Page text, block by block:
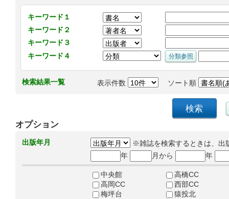
キーワード１
キーワード２
キーワード３
キーワード４
検索結果一覧 表示件数 ソート順
オプション
出版年月
※雑誌を検索するときは、出
年
月から 年
中央館
高橋CC
高岡CC
西部CC
梅坪台
猿投北